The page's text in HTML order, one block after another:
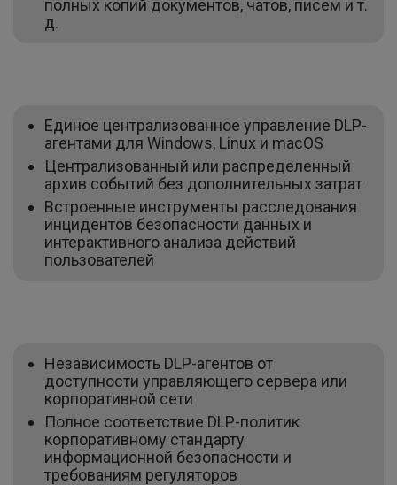
полных копий документов, чатов, писем и т.
д.
Единое централизованное управление DLP-
агентами для Windows, Linux и macOS
Централизованный или распределенный
архив событий без дополнительных затрат
Встроенные инструменты расследования
инцидентов безопасности данных и
интерактивного анализа действий
пользователей
Независимость DLP-агентов от
доступности управляющего сервера или
корпоративной сети
Полное соответствие DLP-политик
корпоративному стандарту
информационной безопасности и
требованиям регуляторов